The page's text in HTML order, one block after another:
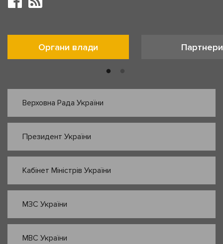
Органи влади Партнери
Верховна Рада України
Президент України
Кабінет Міністрів України
МЗС України
МВС України